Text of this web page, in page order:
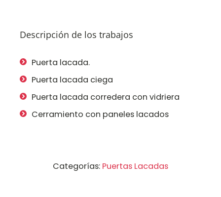
Descripción de los trabajos
Puerta lacada.
Puerta lacada ciega
Puerta lacada corredera con vidriera
Cerramiento con paneles lacados
Categorías: Puertas Lacadas